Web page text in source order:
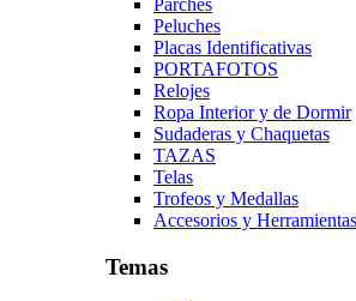
Parches
Peluches
Placas Identificativas
PORTAFOTOS
Relojes
Ropa Interior y de Dormir
Sudaderas y Chaquetas
TAZAS
Telas
Trofeos y Medallas
Accesorios y Herramientas
Temas